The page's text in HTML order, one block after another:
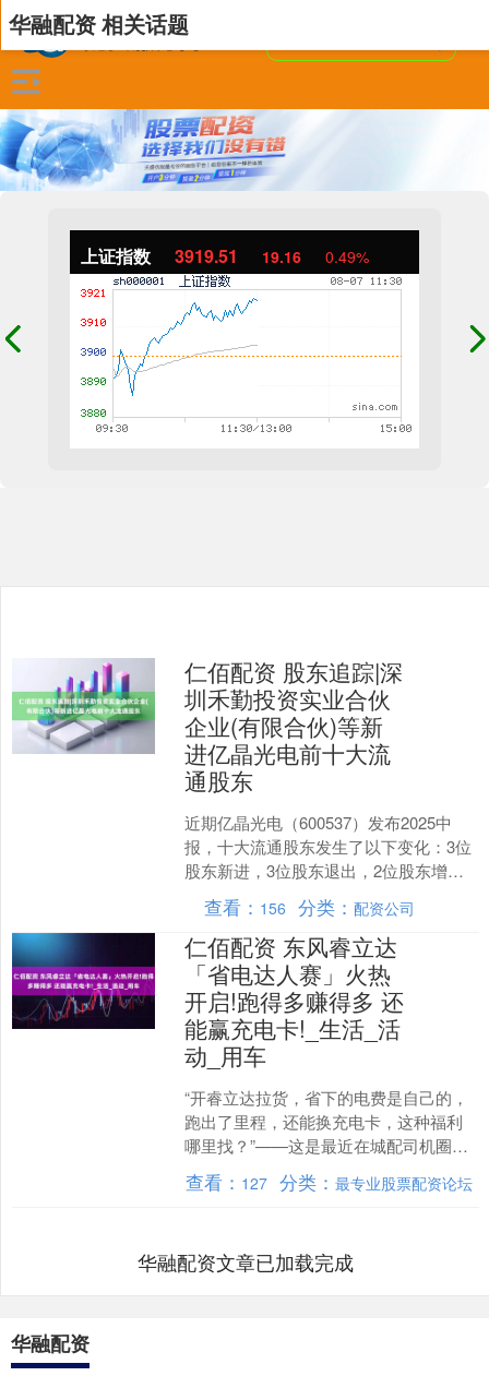
上证指数 3919.51 19.16 0.49%
华融配资 相关话题
仁佰配资 股东追踪|深
圳禾勤投资实业合伙
企业(有限合伙)等新
进亿晶光电前十大流
通股东
近期亿晶光电（600537）发布2025中
报，十大流通股东发生了以下变化：3位
股东新进，3位股东退出，2位股东增
持，1位股东的自持流通股份减少。 新进
的前十大流....
查看： 156 分类：配资公司
仁佰配资 东风睿立达
「省电达人赛」火热
开启!跑得多赚得多 还
能赢充电卡!_生活_活
动_用车
“开睿立达拉货，省下的电费是自己的，
跑出了里程，还能换充电卡，这种福利
哪里找？”——这是最近在城配司机圈里
热议的话题。随着“东风睿立达省电达人
车友征集大赛”的正....
查看： 127 分类： 最专业股票配资论坛
华融配资文章已加载完成
华融配资